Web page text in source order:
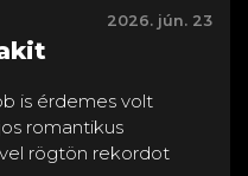
2026. jún. 23
is érdemes volt
romantikus
rögtön rekordot